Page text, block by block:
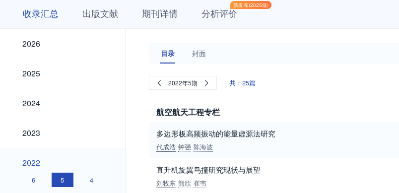
收录汇总 出版文献 期刊详情
新发布(2025版)
分析评价
2026
2026
2025
2025
2024
2024
2023
2023
2022
2022
6 5 4
目录 封面
2022年5期 共：25篇
航空航天工程专栏
多边形板高频振动的能量虚源法研究
代成浩 钟强 陈海波
直升机旋翼鸟撞研究现状与展望
刘牧东 熊欣 崔韦